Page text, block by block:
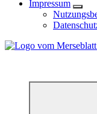
Impressum